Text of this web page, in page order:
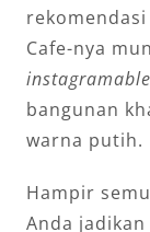
Cafe-nya
instagramable
bangunan
warna putih.
Hampir
Anda jadikan